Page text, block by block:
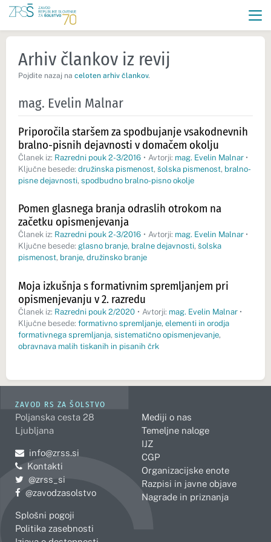
Arhiv člankov iz revij
Pojdite nazaj na celoten arhiv člankov.
mag. Evelin Malnar
Priporočila staršem za spodbujanje vsakodnevnih
bralno-pisnih dejavnosti v domačem okolju
Članek iz: Razredni pouk 2-3/2016 • Avtorji: mag. Evelin Malnar •
Ključne besede: družinska pismenost, šolska pismenost, bralno-
pisne dejavnosti, spodbudno bralno-pisno okolje
Pomen glasnega branja odraslih otrokom na
začetku opismenjevanja
Članek iz: Razredni pouk 2-3/2016 • Avtorji: mag. Evelin Malnar •
Ključne besede: glasno branje, bralne dejavnosti, šolska
pismenost, branje, družinsko branje
Moja izkušnja s formativnim spremljanjem pri
opismenjevanju v 2. razredu
Članek iz: Razredni pouk 2/2020 • Avtorji: mag. Evelin Malnar •
Ključne besede: formativno spremljanje, elementi in orodja
formativnega spremljanja, sistematično opismenjevanje,
obravnava malih tiskanih in pisanih črk
ZAVOD RS ZA ŠOLSTVO
Poljanska cesta 28
Ljubljana
Pošljite e-mail na
info@zrss.si
Kontakti
Pojdite na Twitter:
@zrss_si
Pojdite na Facebook:
@zavodzasolstvo
Splošni pogoji
Politika zasebnosti
Mediji o nas
Temeljne naloge
IJZ
CGP
Organizacijske enote
Razpisi in javne objave
Nagrade in priznanja